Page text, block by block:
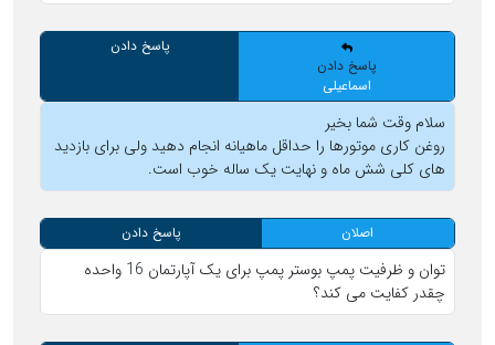
پاسخ دادن
اسماعیلی
پاسخ دادن
سلام وقت شما بخیر
روغن کاری موتورها را حداقل ماهیانه انجام دهید ولی برای بازدید
های کلی شش ماه و نهایت یک ساله خوب است.
اصلان پاسخ دادن
توان و ظرفیت پمپ بوستر پمپ برای یک آپارتمان 16 واحده
چقدر کفایت می کند؟